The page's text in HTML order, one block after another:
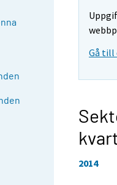
Gå till
2014